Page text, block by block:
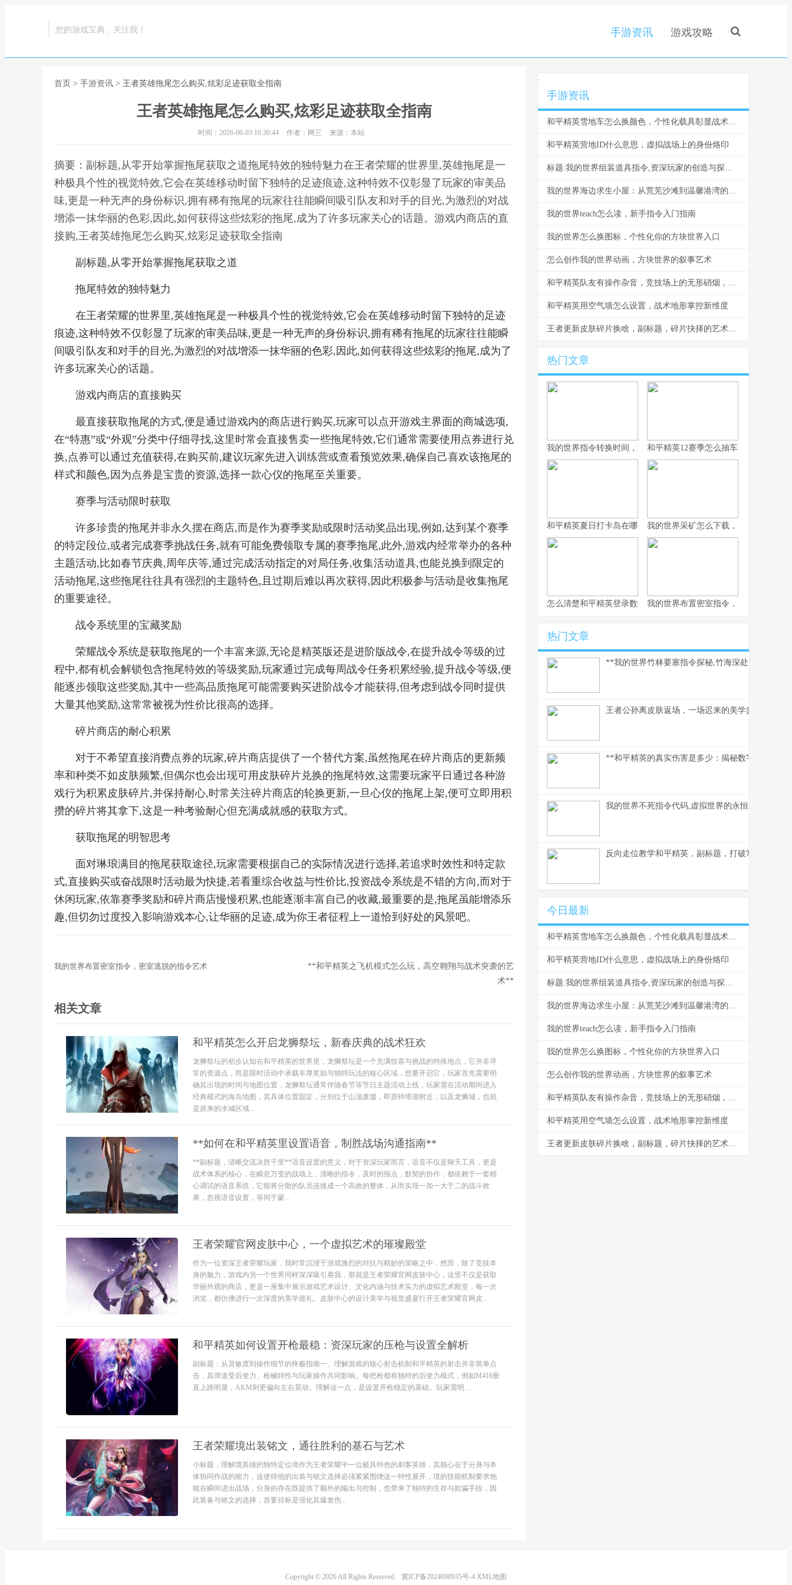
您的游戏宝典，关注我！ 手游资讯 游戏攻略
首页 > 手游资讯 > 王者英雄拖尾怎么购买,炫彩足迹获取全指南
王者英雄拖尾怎么购买,炫彩足迹获取全指南
时间：2026-06-03 16:30:44 作者：网三 来源：本站
摘要：副标题,从零开始掌握拖尾获取之道拖尾特效的独特魅力在王者荣耀的世界里,英雄拖尾是一
种极具个性的视觉特效,它会在英雄移动时留下独特的足迹痕迹,这种特效不仅彰显了玩家的审美品
味,更是一种无声的身份标识,拥有稀有拖尾的玩家往往能瞬间吸引队友和对手的目光,为激烈的对战
增添一抹华丽的色彩,因此,如何获得这些炫彩的拖尾,成为了许多玩家关心的话题。游戏内商店的直
接购,王者英雄拖尾怎么购买,炫彩足迹获取全指南
副标题,从零开始掌握拖尾获取之道
拖尾特效的独特魅力
在王者荣耀的世界里,英雄拖尾是一种极具个性的视觉特效,它会在英雄移动时留下独特的足迹
痕迹,这种特效不仅彰显了玩家的审美品味,更是一种无声的身份标识,拥有稀有拖尾的玩家往往能瞬
间吸引队友和对手的目光,为激烈的对战增添一抹华丽的色彩,因此,如何获得这些炫彩的拖尾,成为了
许多玩家关心的话题。
游戏内商店的直接购买
最直接获取拖尾的方式,便是通过游戏内的商店进行购买,玩家可以点开游戏主界面的商城选项,
在“特惠”或“外观”分类中仔细寻找,这里时常会直接售卖一些拖尾特效,它们通常需要使用点券进行兑
换,点券可以通过充值获得,在购买前,建议玩家先进入训练营或查看预览效果,确保自己喜欢该拖尾的
样式和颜色,因为点券是宝贵的资源,选择一款心仪的拖尾至关重要。
赛季与活动限时获取
许多珍贵的拖尾并非永久摆在商店,而是作为赛季奖励或限时活动奖品出现,例如,达到某个赛季
的特定段位,或者完成赛季挑战任务,就有可能免费领取专属的赛季拖尾,此外,游戏内经常举办的各种
主题活动,比如春节庆典,周年庆等,通过完成活动指定的对局任务,收集活动道具,也能兑换到限定的
活动拖尾,这些拖尾往往具有强烈的主题特色,且过期后难以再次获得,因此积极参与活动是收集拖尾
的重要途径。
战令系统里的宝藏奖励
荣耀战令系统是获取拖尾的一个丰富来源,无论是精英版还是进阶版战令,在提升战令等级的过
程中,都有机会解锁包含拖尾特效的等级奖励,玩家通过完成每周战令任务积累经验,提升战令等级,便
能逐步领取这些奖励,其中一些高品质拖尾可能需要购买进阶战令才能获得,但考虑到战令同时提供
大量其他奖励,这常常被视为性价比很高的选择。
碎片商店的耐心积累
对于不希望直接消费点券的玩家,碎片商店提供了一个替代方案,虽然拖尾在碎片商店的更新频
率和种类不如皮肤频繁,但偶尔也会出现可用皮肤碎片兑换的拖尾特效,这需要玩家平日通过各种游
戏行为积累皮肤碎片,并保持耐心,时常关注碎片商店的轮换更新,一旦心仪的拖尾上架,便可立即用积
攒的碎片将其拿下,这是一种考验耐心但充满成就感的获取方式。
获取拖尾的明智思考
面对琳琅满目的拖尾获取途径,玩家需要根据自己的实际情况进行选择,若追求时效性和特定款
式,直接购买或奋战限时活动最为快捷,若看重综合收益与性价比,投资战令系统是不错的方向,而对于
休闲玩家,依靠赛季奖励和碎片商店慢慢积累,也能逐渐丰富自己的收藏,最重要的是,拖尾虽能增添乐
趣,但切勿过度投入影响游戏本心,让华丽的足迹,成为你王者征程上一道恰到好处的风景吧。
我的世界布置密室指令，密室逃脱的指令艺术
**和平精英之飞机模式怎么玩，高空翱翔与战术突袭的艺
术**
相关文章
和平精英怎么开启龙狮祭坛，新春庆典的战术狂欢
龙狮祭坛的初步认知在和平精英的世界里，龙狮祭坛是一个充满惊喜与挑战的特殊地点，它并非寻
常的资源点，而是限时活动中承载丰厚奖励与独特玩法的核心区域，想要开启它，玩家首先需要明
确其出现的时间与地图位置，龙狮祭坛通常伴随春节等节日主题活动上线，玩家需在活动期间进入
经典模式的海岛地图，其具体位置固定，分别位于山顶废墟，即原钟塔港附近，以及龙狮城，也就
是原来的水城区域...
**如何在和平精英里设置语音，制胜战场沟通指南**
**副标题，清晰交流决胜千里**语音设置的意义，对于资深玩家而言，语音不仅是聊天工具，更是
战术体系的核心，在瞬息万变的战场上，清晰的指令，及时的报点，默契的协作，都依赖于一套精
心调试的语音系统，它能将分散的队员连接成一个高效的整体，从而实现一加一大于二的战斗效
果，忽视语音设置，等同于蒙...
王者荣耀官网皮肤中心，一个虚拟艺术的璀璨殿堂
作为一位资深王者荣耀玩家，我时常沉浸于游戏激烈的对抗与精妙的策略之中，然而，除了竞技本
身的魅力，游戏内另一个世界同样深深吸引着我，那就是王者荣耀官网皮肤中心，这里不仅是获取
华丽外观的商店，更是一座集中展示游戏艺术设计、文化内涵与技术实力的虚拟艺术殿堂，每一次
浏览，都仿佛进行一次深度的美学巡礼。皮肤中心的设计美学与视觉盛宴打开王者荣耀官网皮...
和平精英如何设置开枪最稳：资深玩家的压枪与设置全解析
副标题：从灵敏度到操作细节的终极指南一、理解游戏的核心射击机制和平精英的射击并非简单点
击，其弹道受后坐力、枪械特性与玩家操作共同影响。每把枪都有独特的后坐力模式，例如M416垂
直上跳明显，AKM则更偏向左右晃动。理解这一点，是设置开枪稳定的基础。玩家需明...
王者荣耀境出装铭文，通往胜利的基石与艺术
小标题，理解境英雄的独特定位境作为王者荣耀中一位极具特色的刺客英雄，其核心在于分身与本
体协同作战的能力，这使得他的出装与铭文选择必须紧紧围绕这一特性展开，境的技能机制要求他
能在瞬间进出战场，分身的存在既提供了额外的输出与控制，也带来了独特的生存与欺骗手段，因
此装备与铭文的选择，首要目标是强化其爆发伤...
.
手游资讯
和平精英雪地车怎么换颜色，个性化载具彰显战术风采，副标题，雪原驰骋的色彩奥秘与实战价值
和平精英营地ID什么意思，虚拟战场上的身份烙印
标题:我的世界组装道具指令,资深玩家的创造与探索指南
我的世界海边求生小屋：从荒芜沙滩到温馨港湾的建造指南
我的世界teach怎么读，新手指令入门指南
我的世界怎么换图标，个性化你的方块世界入口
怎么创作我的世界动画，方块世界的叙事艺术
和平精英队友有操作杂音，竞技场上的无形硝烟，副标题，听音辨位之外的生存考验
和平精英用空气墙怎么设置，战术地形掌控新维度
王者更新皮肤碎片换啥，副标题，碎片抉择的艺术与智慧
热门文章
我的世界指令转换时间，方块宇宙的时光之匙和平精英12赛季怎么抽车，资深玩家的
和平精英夏日打卡岛在哪里：探寻虚拟海滨的坐标与意义
我的世界采矿怎么下载，资深玩家的完
怎么清楚和平精英登录数据，玩家数据管理指南
我的世界布置密室指令，密室逃脱的指
热门文章
**我的世界竹林要塞指令探秘,竹海深处的代码奇
王者公孙离皮肤返场，一场迟来的美学盛宴
**和平精英的真实伤害是多少：揭秘数字背后的战
我的世界不死指令代码,虚拟世界的永恒法则副标题
反向走位教学和平精英，副标题，打破常规的生存
今日最新
和平精英雪地车怎么换颜色，个性化载具彰显战术风采，副标题，雪原驰骋的色彩奥秘与实战价值
和平精英营地ID什么意思，虚拟战场上的身份烙印
标题:我的世界组装道具指令,资深玩家的创造与探索指南
我的世界海边求生小屋：从荒芜沙滩到温馨港湾的建造指南
我的世界teach怎么读，新手指令入门指南
我的世界怎么换图标，个性化你的方块世界入口
怎么创作我的世界动画，方块世界的叙事艺术
和平精英队友有操作杂音，竞技场上的无形硝烟，副标题，听音辨位之外的生存考验
和平精英用空气墙怎么设置，战术地形掌控新维度
王者更新皮肤碎片换啥，副标题，碎片抉择的艺术与智慧
Copyright © 2026 All Rights Reserved. 冀ICP备2024090935号-4 XML地图